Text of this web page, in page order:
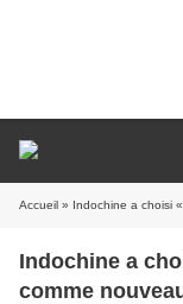
Accueil » Indochine a choisi
Indochine a
comme